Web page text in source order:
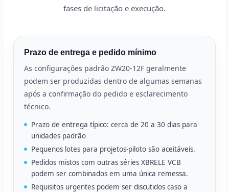
fases de licitação e execução.
Prazo de entrega e pedido mínimo
As configurações padrão ZW20-12F geralmente
podem ser produzidas dentro de algumas semanas
após a confirmação do pedido e esclarecimento
técnico.
Prazo de entrega típico: cerca de 20 a 30 dias para
unidades padrão
Pequenos lotes para projetos-piloto são aceitáveis.
Pedidos mistos com outras séries XBRELE VCB
podem ser combinados em uma única remessa.
Requisitos urgentes podem ser discutidos caso a